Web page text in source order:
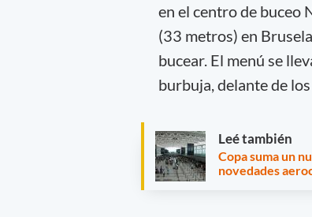
en el centro de buceo
(33 metros) en
bucear. El menú se
burbuja, delante de
Leé también
Copa suma un
novedades